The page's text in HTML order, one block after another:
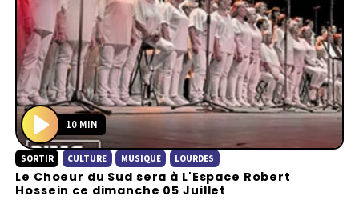
P
l
a
10 MIN
SORTIR CULTURE MUSIQUE LOURDES
Le Choeur du Sud sera à L'Espace Robert
Hossein ce dimanche 05 Juillet